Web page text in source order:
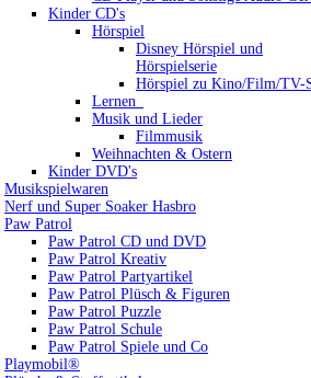
Kinder CD's
Hörspiel
Disney Hörspiel und
Hörspielserie
Hörspiel zu Kino/Film/TV-
Lernen_
Musik und Lieder
Filmmusik
Weihnachten & Ostern
Kinder DVD's
Musikspielwaren
Nerf und Super Soaker Hasbro
Paw Patrol
Paw Patrol CD und DVD
Paw Patrol Kreativ
Paw Patrol Partyartikel
Paw Patrol Plüsch & Figuren
Paw Patrol Puzzle
Paw Patrol Schule
Paw Patrol Spiele und Co
Playmobil®